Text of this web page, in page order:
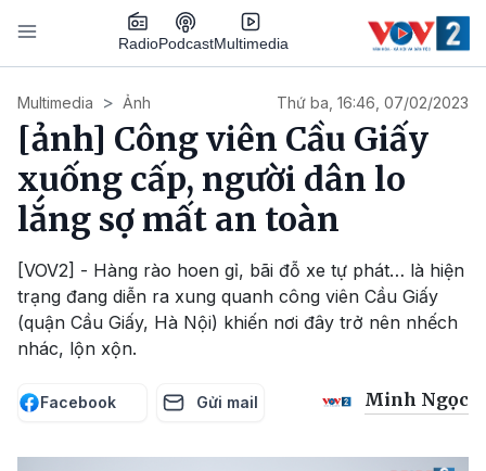
Nhảy đến nội dung
RadioPodcastMultimedia
Multimedia Ảnh Thứ ba, 16:46, 07/02/2023
[ảnh] Công viên Cầu Giấy
xuống cấp, người dân lo
lắng sợ mất an toàn
[VOV2] - Hàng rào hoen gỉ, bãi đỗ xe tự phát… là hiện
trạng đang diễn ra xung quanh công viên Cầu Giấy
(quận Cầu Giấy, Hà Nội) khiến nơi đây trở nên nhếch
nhác, lộn xộn.
Facebook Gửi mail Minh Ngọc